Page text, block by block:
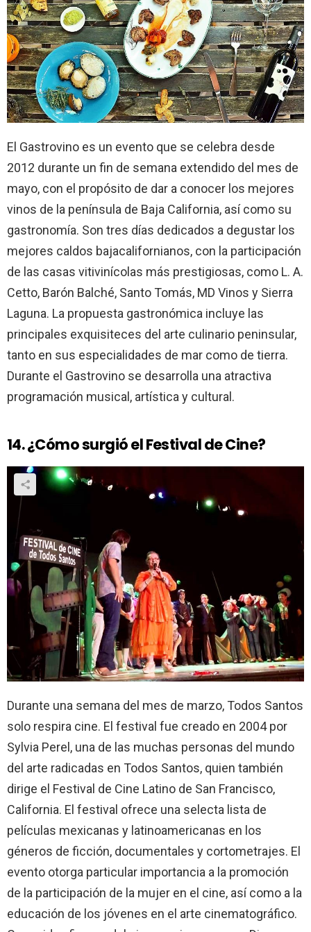
El Gastrovino es un evento que se celebra desde
2012 durante un fin de semana extendido del mes de
mayo, con el propósito de dar a conocer los mejores
vinos de la península de Baja California, así como su
gastronomía. Son tres días dedicados a degustar los
mejores caldos bajacalifornianos, con la participación
de las casas vitivinícolas más prestigiosas, como L. A.
Cetto, Barón Balché, Santo Tomás, MD Vinos y Sierra
Laguna. La propuesta gastronómica incluye las
principales exquisiteces del arte culinario peninsular,
tanto en sus especialidades de mar como de tierra.
Durante el Gastrovino se desarrolla una atractiva
programación musical, artística y cultural.
14. ¿Cómo surgió el Festival de Cine?
Durante una semana del mes de marzo, Todos Santos
solo respira cine. El festival fue creado en 2004 por
Sylvia Perel, una de las muchas personas del mundo
del arte radicadas en Todos Santos, quien también
dirige el Festival de Cine Latino de San Francisco,
California. El festival ofrece una selecta lista de
películas mexicanas y latinoamericanas en los
géneros de ficción, documentales y cortometrajes. El
evento otorga particular importancia a la promoción
de la participación de la mujer en el cine, así como a la
educación de los jóvenes en el arte cinematográfico.